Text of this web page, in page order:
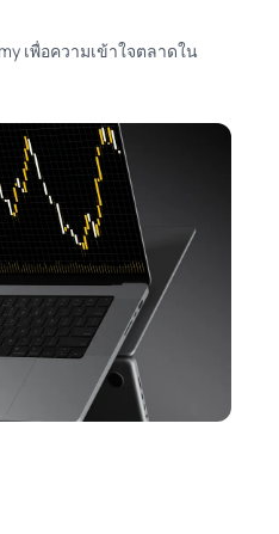
เพื่อความเข้าใจตลาดใน